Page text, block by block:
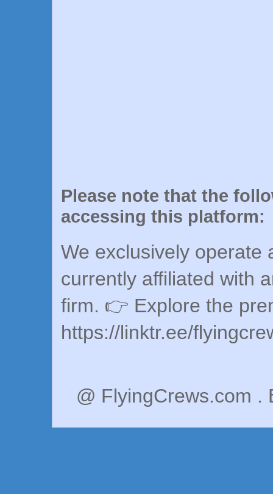
Please note that the
accessing this platform:
We exclusively operate
currently affiliated with
firm. 👉 Explore the
https://linktr.ee/
@ FlyingCrews.com